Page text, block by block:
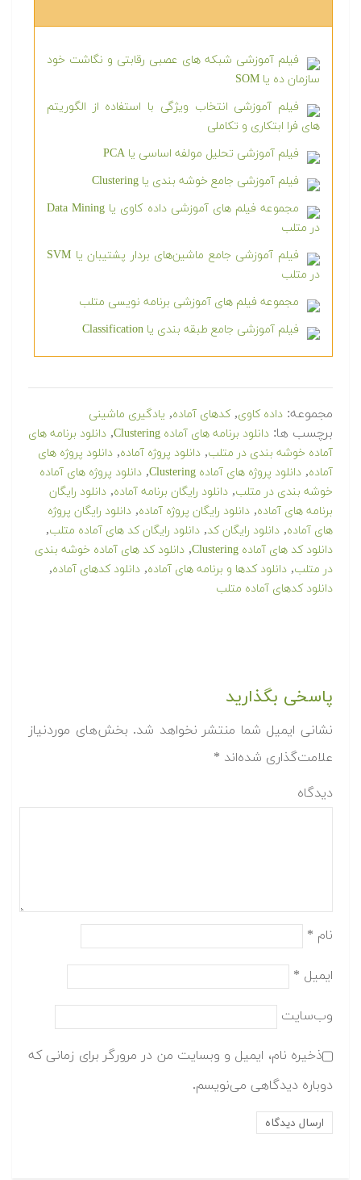
فیلم آموزشی شبکه های عصبی رقابتی و نگاشت خود
سازمان ده یا SOM
فیلم آموزشی انتخاب ویژگی با استفاده از الگوریتم
های فرا ابتکاری و تکاملی
فیلم آموزشی تحلیل مولفه اساسی یا PCA
فیلم آموزشی جامع خوشه بندی یا Clustering
مجموعه فیلم های آموزشی داده کاوی یا Data Mining
در متلب
فیلم آموزشی جامع ماشین‌های بردار پشتیبان یا SVM
در متلب
مجموعه فیلم های آموزشی برنامه نویسی متلب
فیلم آموزشی جامع طبقه بندی یا Classification
مجموعه: داده کاوی,کدهای آماده, یادگیری ماشینی
برچسب ها: دانلود برنامه های آماده Clustering , دانلود برنامه های
آماده خوشه بندی در متلب, دانلود پروژه آماده, دانلود پروژه های
آماده, دانلود پروژه های آماده Clustering , دانلود پروژه های آماده
خوشه بندی در متلب, دانلود رایگان برنامه آماده, دانلود رایگان
برنامه های آماده, دانلود رایگان پروژه آماده, دانلود رایگان پروژه
های آماده, دانلود رایگان کد, دانلود رایگان کد های آماده متلب,
دانلود کد های آماده Clustering , دانلود کد های آماده خوشه بندی
در متلب, دانلود کدها و برنامه های آماده, دانلود کدهای آماده,
دانلود کدهای آماده متلب
پاسخی بگذارید
نشانی ایمیل شما منتشر نخواهد شد. بخش‌های موردنیاز
علامت‌گذاری شده‌اند *
دیدگاه
نام *
ایمیل *
وب‌سایت
ذخیره نام، ایمیل و وبسایت من در مرورگر برای زمانی که
دوباره دیدگاهی می‌نویسم.